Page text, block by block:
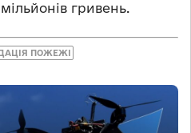
гривень.
ПОЖЕЖІ